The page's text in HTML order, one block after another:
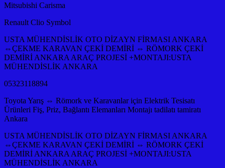
Mitsubishi Carisma
Renault Clio Symbol
USTA MÜHENDİSLİK OTO DİZAYN FİRMASI ANKARA
⇔ÇEKME KARAVAN ÇEKİ DEMİRİ ⇔ RÖMORK ÇEKİ
DEMİRİ ANKARA ARAÇ PROJESİ +MONTAJI:USTA
MÜHENDİSLİK ANKARA
05323118894
Toyota Yarış ⇔ Römork ve Karavanlar için Elektrik Tesisatı
Ürünleri Fiş, Priz, Bağlantı Elemanları Montajı tadilatı tamiratı
Ankara
USTA MÜHENDİSLİK OTO DİZAYN FİRMASI ANKARA
⇔ÇEKME KARAVAN ÇEKİ DEMİRİ ⇔ RÖMORK ÇEKİ
DEMİRİ ANKARA ARAÇ PROJESİ +MONTAJI:USTA
MÜHENDİSLİK ANKARA